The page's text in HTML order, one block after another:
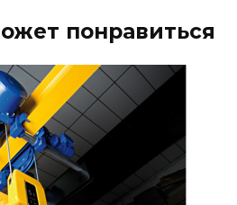
понравиться